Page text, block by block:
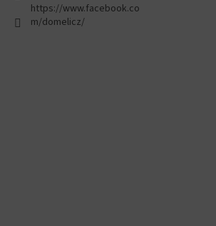
https://www.facebook.co
m/domelicz/